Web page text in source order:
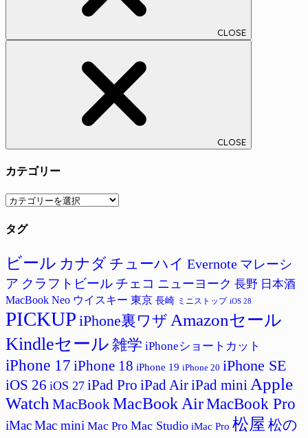
CLOSE
CLOSE
カテゴリー
カ
ゴ
ー
タグ
ビール カナダ チューハイ Evernote マレーシ
ア クラフトビール チェコ ニューヨーク 長野 日本酒
MacBook Neo ウイスキー 東京 長崎 ミニストップ iOS 28
PICKUP iPhone裏ワザ Amazonセール
Kindleセール 雑学 iPhoneショートカット
iPhone 17 iPhone 18 iPhone 19 iPhone 20 iPhone SE
iOS 26 iOS 27 iPad Pro iPad AiriPad mini Apple
Watch MacBookMacBook AirMacBook Pro
iMacMac mini Mac Pro Mac Studio iMac Pro 松屋 松の